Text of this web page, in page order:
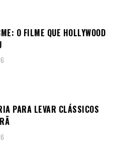
O FILME QUE HOLLYWOOD
PARA LEVAR CLÁSSICOS